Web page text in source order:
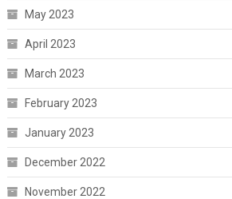
May 2023
April 2023
March 2023
February 2023
January 2023
December 2022
November 2022